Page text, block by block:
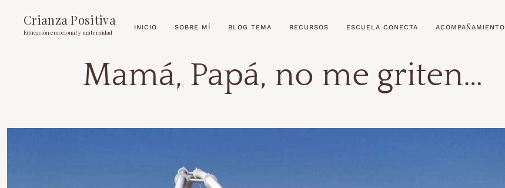
Crianza Positiva
Educación emocional y maternidad
INICIO SOBRE MÍ BLOG TEMA RECURSOS ESCUELA CONECTA ACOMPAÑAMIENTO
Mamá, Papá, no me griten…